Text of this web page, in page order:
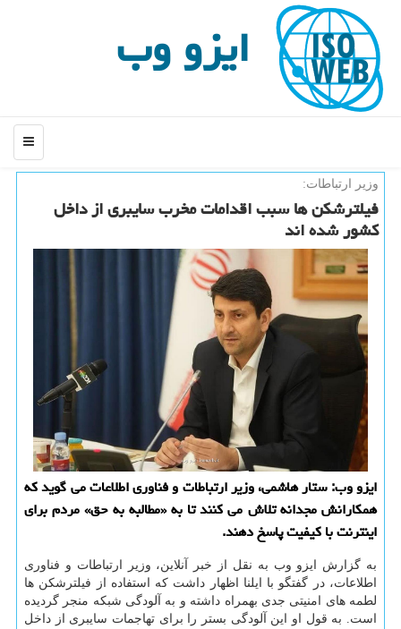
ایزو وب
منو
وزیر ارتباطات:
فیلترشکن ها سبب اقدامات مخرب سایبری از داخل
کشور شده اند
ایزو وب: ستار هاشمی، وزیر ارتباطات و فناوری اطلاعات می گوید که
همکارانش مجدانه تلاش می کنند تا به «مطالبه به حق» مردم برای
اینترنت با کیفیت پاسخ دهند.
به گزارش ایزو وب به نقل از خبر آنلاین، وزیر ارتباطات و فناوری
اطلاعات، در گفتگو با ایلنا اظهار داشت که استفاده از فیلترشکن ها
لطمه های امنیتی جدی بهمراه داشته و به آلودگی شبکه منجر گردیده
است. به قول او این آلودگی بستر را برای تهاجمات سایبری از داخل